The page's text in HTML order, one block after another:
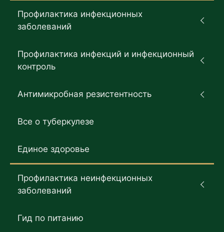
Профилактика инфекционных
заболеваний
Профилактика инфекций и инфекционный
контроль
Антимикробная резистентность
Все о туберкулезе
Единое здоровье
Профилактика неинфекционных
заболеваний
Гид по питанию